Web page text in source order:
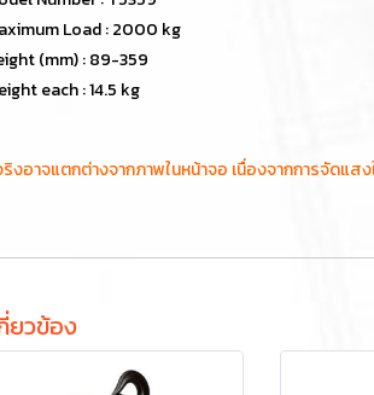
Load : 2000 kg
(mm) : 89-359
each : 14.5 kg
งอาจแตกต่างจากภาพในหน้าจอ เนื่องจากการจัดแ
ยวข้อง